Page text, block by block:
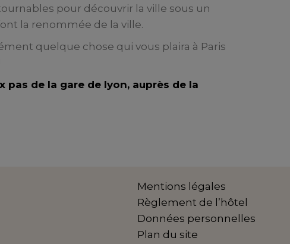
pour découvrir la ville sous un
la renommée de la ville.
quelque chose qui vous plaira à Paris
pas de la gare de lyon, auprès de la
Mentions légales
Règlement de l’hôtel
Données personnelles
Plan du site